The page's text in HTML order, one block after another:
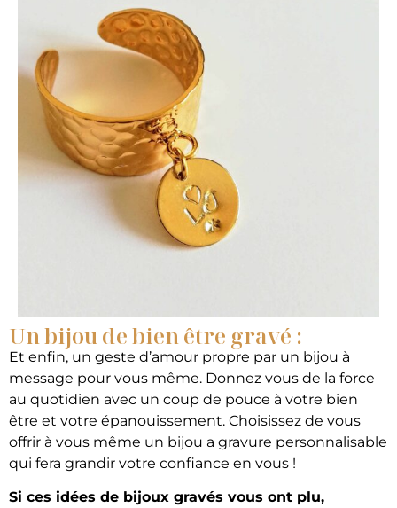
Un bijou de bien être gravé :
Et enfin, un geste d’amour propre par un bijou à
message pour vous même. Donnez vous de la force
au quotidien avec un coup de pouce à votre bien
être et votre épanouissement. Choisissez de vous
offrir à vous même un bijou a gravure personnalisable
qui fera grandir votre confiance en vous !
Si ces idées de bijoux gravés vous ont plu,